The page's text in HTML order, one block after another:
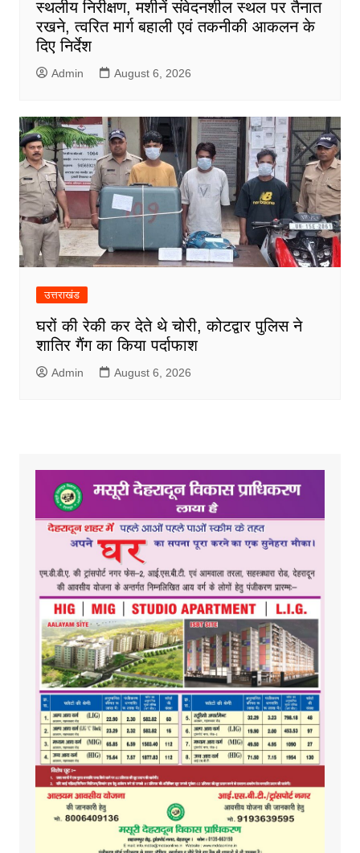
स्थलीय निरीक्षण, मशीनें संवेदनशील स्थल पर तैनात
रखने, त्वरित मार्ग बहाली एवं तकनीकी आकलन के
दिए निर्देश
Admin August 6, 2026
उत्तराखंड
घरों की रेकी कर देते थे चोरी, कोटद्वार पुलिस ने
शातिर गैंग का किया पर्दाफाश
Admin August 6, 2026